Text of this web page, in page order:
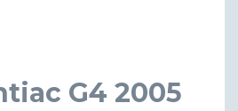
G4 2005